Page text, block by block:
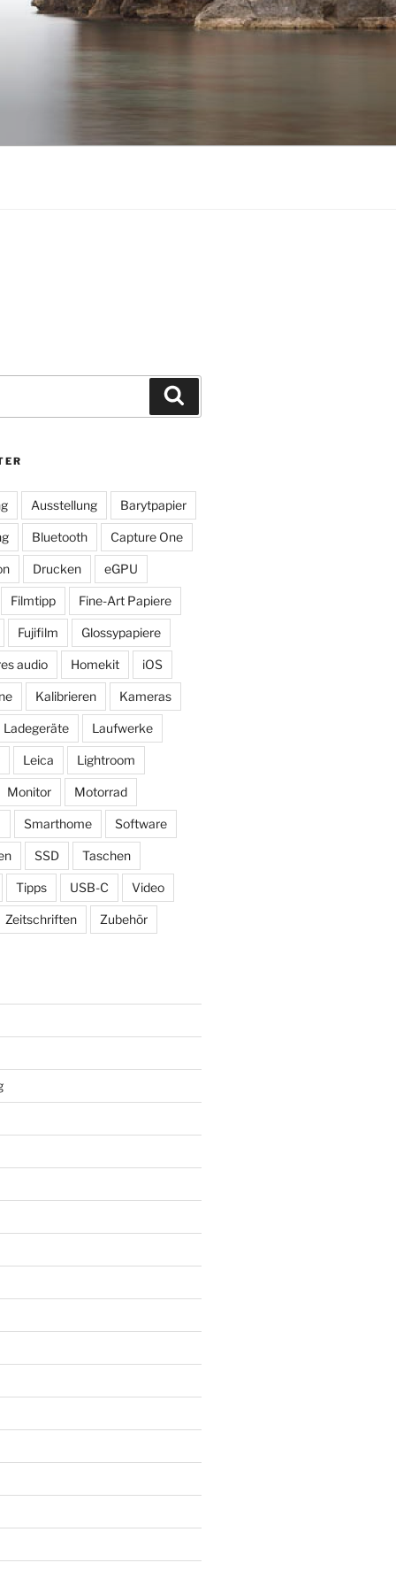
Ausstellung Barytpapier
Bluetooth Capture One
Drucken eGPU
Filmtipp Fine-Art Papiere
Fujifilm Glossypapiere
audio Homekit iOS
Kalibrieren Kameras
Ladegeräte Laufwerke
Leica Lightroom
Monitor Motorrad
Smarthome Software
SSD Taschen
Tipps USB-C Video
Zeitschriften Zubehör